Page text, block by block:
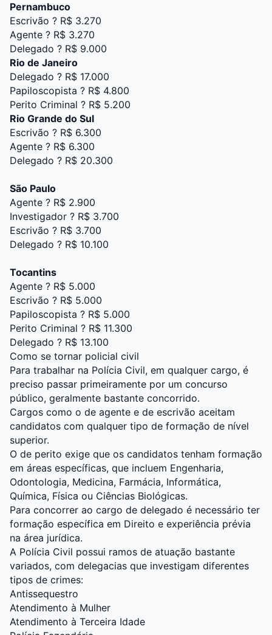
Pernambuco
Escrivão ? R$ 3.270
Agente ? R$ 3.270
Delegado ? R$ 9.000
Rio de Janeiro
Delegado ? R$ 17.000
Papiloscopista ? R$ 4.800
Perito Criminal ? R$ 5.200
Rio Grande do Sul
Escrivão ? R$ 6.300
Agente ? R$ 6.300
Delegado ? R$ 20.300
São Paulo
Agente ? R$ 2.900
Investigador ? R$ 3.700
Escrivão ? R$ 3.700
Delegado ? R$ 10.100
Tocantins
Agente ? R$ 5.000
Escrivão ? R$ 5.000
Papiloscopista ? R$ 5.000
Perito Criminal ? R$ 11.300
Delegado ? R$ 13.100
Como se tornar policial civil
Para trabalhar na Polícia Civil, em qualquer cargo, é
preciso passar primeiramente por um concurso
público, geralmente bastante concorrido.
Cargos como o de agente e de escrivão aceitam
candidatos com qualquer tipo de formação de nível
superior.
O de perito exige que os candidatos tenham formação
em áreas específicas, que incluem Engenharia,
Odontologia, Medicina, Farmácia, Informática,
Química, Física ou Ciências Biológicas.
Para concorrer ao cargo de delegado é necessário ter
formação específica em Direito e experiência prévia
na área jurídica.
A Polícia Civil possui ramos de atuação bastante
variados, com delegacias que investigam diferentes
tipos de crimes:
Antissequestro
Atendimento à Mulher
Atendimento à Terceira Idade